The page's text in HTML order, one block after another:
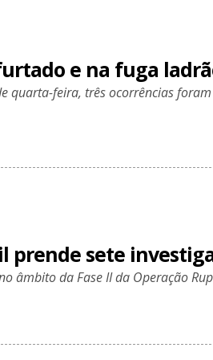
e na fuga
quarta-feira, três ocorrências
prende sete
âmbito da Fase II da Operação